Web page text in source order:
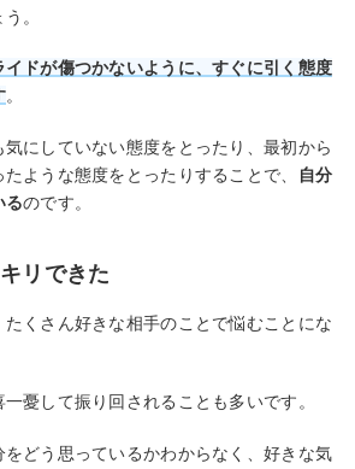
。
イドが傷つかないように、すぐに引く態度
。
にしていない態度をとったり、最初から
ような態度をとったりすることで、
自分
るのです。
リできた
くさん好きな相手のことで悩むことにな
憂して振り回されることも多いです。
どう思っているかわからなく、好きな気